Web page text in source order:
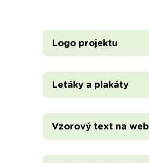
Logo projektu
Letáky a plakáty
Vzorový text na web